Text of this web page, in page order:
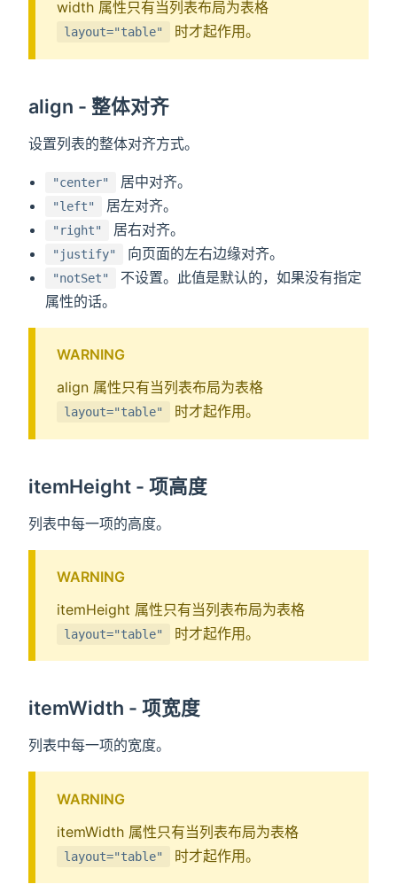
width 属性只有当列表布局为表格
layout="table" 时才起作用。
align - 整体对齐
设置列表的整体对齐方式。
"center" 居中对齐。
"left" 居左对齐。
"right" 居右对齐。
"justify" 向页面的左右边缘对齐。
"notSet"
不设置。此值是默认的，如果没有指定
属性的话。
WARNING
align 属性只有当列表布局为表格
layout="table" 时才起作用。
itemHeight - 项高度
列表中每一项的高度。
WARNING
itemHeight 属性只有当列表布局为表格
layout="table" 时才起作用。
itemWidth - 项宽度
列表中每一项的宽度。
WARNING
itemWidth 属性只有当列表布局为表格
layout="table" 时才起作用。